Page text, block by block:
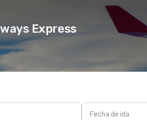
Express
Fecha de ida